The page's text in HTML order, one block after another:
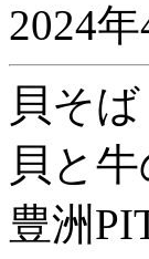
2024
貝そ
貝と
豊洲